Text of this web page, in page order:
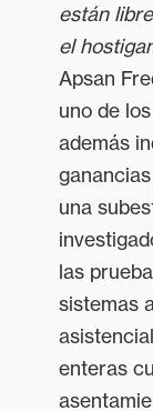
están
el
Apsan
uno de
además
una
las
sistemas
enteras